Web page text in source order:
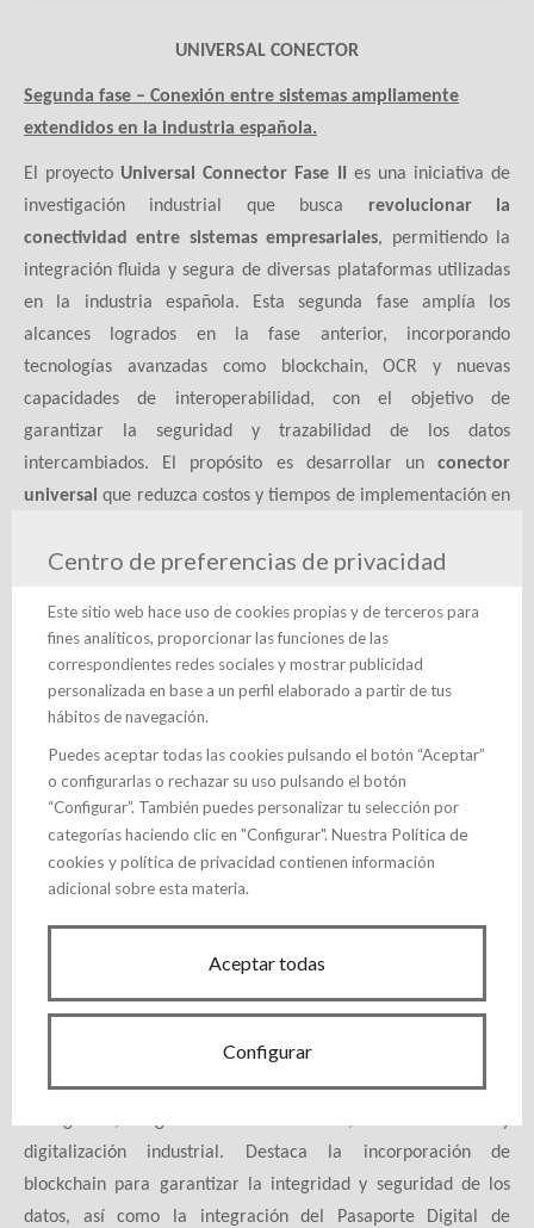
UNIVERSAL CONECTOR
Segunda fase – Conexión entre sistemas ampliamente
extendidos en la industria española.
El proyecto Universal Connector Fase II
es una iniciativa de
investigación industrial que busca revolucionar la
conectividad entre sistemas empresariales, permitiendo la
integración fluida y segura de diversas plataformas utilizadas
en la industria española. Esta segunda fase amplía los
alcances logrados en la fase anterior, incorporando
tecnologías avanzadas como blockchain, OCR y nuevas
capacidades de interoperabilidad, con el objetivo de
garantizar la seguridad y trazabilidad de los datos
intercambiados. El propósito es desarrollar un conector
universal que reduzca costos y tiempos de implementación en
entre sistemas de gestión empresarial (ERP) y plataformas de
clave.
El consorcio del proyecto está formado por:
Clúster de las Tecnologías Inteligentes para las
Ciudades, los Edificios y la Industria - Smartech
Cluster (Líder del consorcio)
Cadtech Ibérica
SoftNeos Engineering and Computer Services,S.L.
Blue Circular Innovation,S.L
Cada uno de estos socios aporta su experiencia en tecnologías
digitalización industrial. Destaca la incorporación de
blockchain para garantizar la integridad y seguridad de los
datos, así como la integración del Pasaporte Digital de
Centro de preferencias de privacidad
Este sitio web hace uso de cookies propias y de terceros para
fines analíticos, proporcionar las funciones de las
correspondientes redes sociales y mostrar publicidad
personalizada en base a un perfil elaborado a partir de tus
hábitos de navegación.
Puedes aceptar todas las cookies pulsando el botón “Aceptar”
o configurarlas o rechazar su uso pulsando el botón
“Configurar”. También puedes personalizar tu selección por
categorías haciendo clic en "Configurar". Nuestra Política de
cookies ypolítica de privacidad contienen información
adicional sobre esta materia.
Aceptar todas
Configurar